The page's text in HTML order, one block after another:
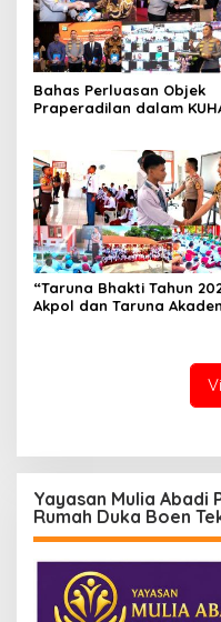
Bahas Perluasan Objek
Praperadilan dalam
“Taruna Bhakti Tahun
Akpol dan Taruna
Yayasan Mulia Abadi
Rumah Duka Boen